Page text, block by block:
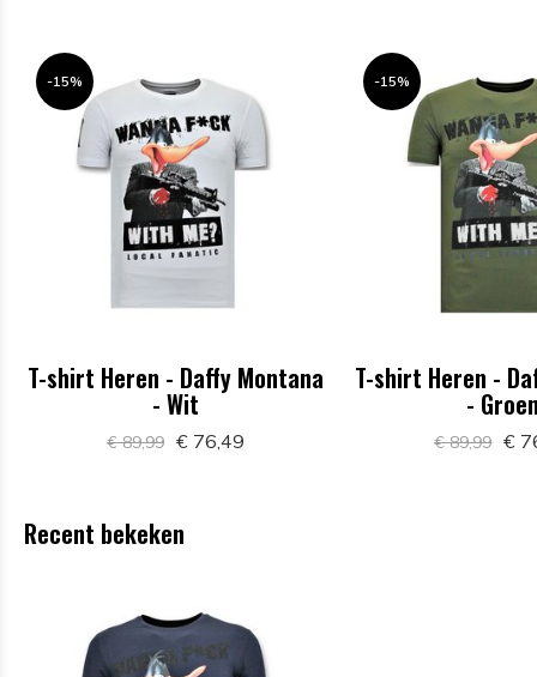
-15%
T-shirt Heren - Daffy Montana
- Wit
€ 89,99 € 76,49
-15%
T-shirt Heren -
-
€ 89,99 €
Recent bekeken